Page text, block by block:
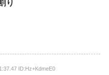
り
ID:Hz+KdmeE0